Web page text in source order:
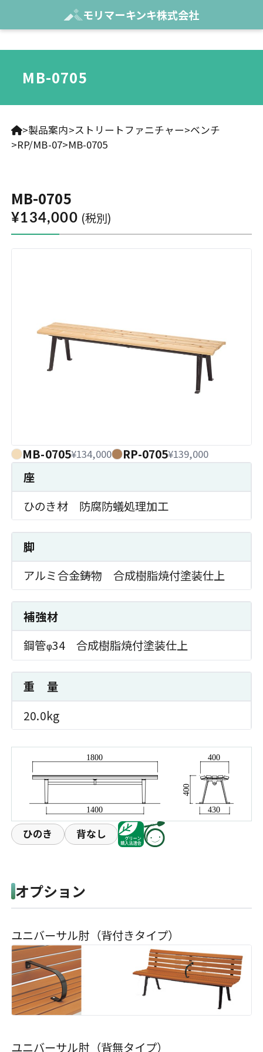
モリマーキンキ株式会社
MB-0705
製品案内 ストリートファニチャー ベンチ
RP/MB-07 MB-0705
MB-0705
¥134,000 (税別)
MB-0705¥134,000 RP-0705¥139,000
座
ひのき材 防腐防蟻処理加工
脚
アルミ合金鋳物 合成樹脂焼付塗装仕上
補強材
鋼管φ34 合成樹脂焼付塗装仕上
重 量
20.0kg
ひのき 背なし
オプション
ユニバーサル肘（背付きタイプ）
ユニバーサル肘（背無タイプ）